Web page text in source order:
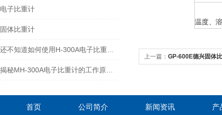
电子比重计
固体比重计
温度、
上一篇： GP-600E德兴固体
首页 公司简介 新闻资讯 产